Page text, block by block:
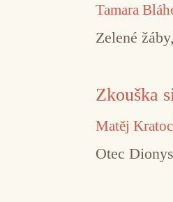
Tamara
Zelené
Zkouška
Matěj
Otec